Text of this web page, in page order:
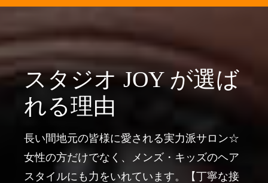
スタジオ JOY が選ば
れる理由
長い間地元の皆様に愛される実力派サロン☆
女性の方だけでなく、メンズ・キッズのヘア
スタイルにも力をいれています。【丁寧な接